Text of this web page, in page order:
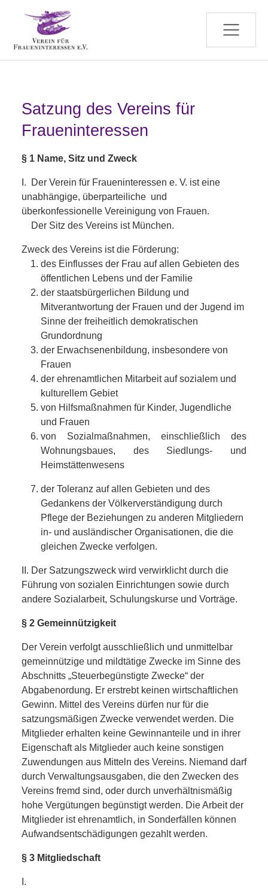
Satzung des Vereins für
Fraueninteressen
§ 1 Name, Sitz und Zweck
I. Der Verein für Fraueninteressen e. V. ist eine
unabhängige, überparteiliche und
überkonfessionelle Vereinigung von Frauen.
Der Sitz des Vereins ist München.
Zweck des Vereins ist die Förderung:
des Einflusses der Frau auf allen Gebieten des
öffentlichen Lebens und der Familie
der staatsbürgerlichen Bildung und
Mitverantwortung der Frauen und der Jugend im
Sinne der freiheitlich demokratischen
Grundordnung
der Erwachsenenbildung, insbesondere von
Frauen
der ehrenamtlichen Mitarbeit auf sozialem und
kulturellem Gebiet
von Hilfsmaßnahmen für Kinder, Jugendliche
und Frauen
von Sozialmaßnahmen, einschließlich des
Wohnungsbaues, des Siedlungs- und
Heimstättenwesens
der Toleranz auf allen Gebieten und des
Gedankens der Völkerverständigung durch
Pflege der Beziehungen zu anderen Mitgliedern
in- und ausländischer Organisationen, die die
gleichen Zwecke verfolgen.
II. Der Satzungszweck wird verwirklicht durch die
Führung von sozialen Einrichtungen sowie durch
andere Sozialarbeit, Schulungskurse und Vorträge.
§ 2 Gemeinnützigkeit
Der Verein verfolgt ausschließlich und unmittelbar
gemeinnützige und mildtätige Zwecke im Sinne des
Abschnitts „Steuerbegünstigte Zwecke“ der
Abgabenordung. Er erstrebt keinen wirtschaftlichen
Gewinn. Mittel des Vereins dürfen nur für die
satzungsmäßigen Zwecke verwendet werden. Die
Mitglieder erhalten keine Gewinnanteile und in ihrer
Eigenschaft als Mitglieder auch keine sonstigen
Zuwendungen aus Mitteln des Vereins. Niemand darf
durch Verwaltungsausgaben, die den Zwecken des
Vereins fremd sind, oder durch unverhältnismäßig
hohe Vergütungen begünstigt werden. Die Arbeit der
Mitglieder ist ehrenamtlich, in Sonderfällen können
Aufwandsentschädigungen gezahlt werden.
§ 3 Mitgliedschaft
I.